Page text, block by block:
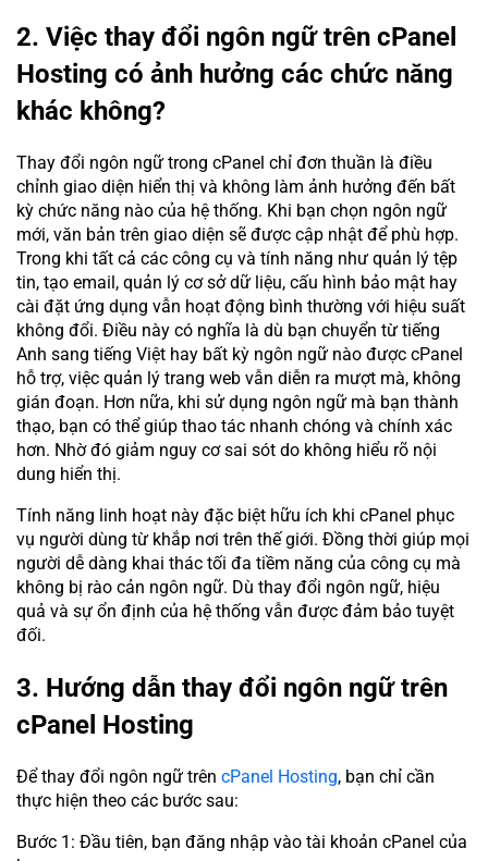
2. Việc thay đổi ngôn ngữ trên cPanel
Hosting có ảnh hưởng các chức năng
khác không?
Thay đổi ngôn ngữ trong cPanel chỉ đơn thuần là điều
chỉnh giao diện hiển thị và không làm ảnh hưởng đến bất
kỳ chức năng nào của hệ thống. Khi bạn chọn ngôn ngữ
mới, văn bản trên giao diện sẽ được cập nhật để phù hợp.
Trong khi tất cả các công cụ và tính năng như quản lý tệp
tin, tạo email, quản lý cơ sở dữ liệu, cấu hình bảo mật hay
cài đặt ứng dụng vẫn hoạt động bình thường với hiệu suất
không đổi. Điều này có nghĩa là dù bạn chuyển từ tiếng
Anh sang tiếng Việt hay bất kỳ ngôn ngữ nào được cPanel
hỗ trợ, việc quản lý trang web vẫn diễn ra mượt mà, không
gián đoạn. Hơn nữa, khi sử dụng ngôn ngữ mà bạn thành
thạo, bạn có thể giúp thao tác nhanh chóng và chính xác
hơn. Nhờ đó giảm nguy cơ sai sót do không hiểu rõ nội
dung hiển thị.
Tính năng linh hoạt này đặc biệt hữu ích khi cPanel phục
vụ người dùng từ khắp nơi trên thế giới. Đồng thời giúp mọi
người dễ dàng khai thác tối đa tiềm năng của công cụ mà
không bị rào cản ngôn ngữ. Dù thay đổi ngôn ngữ, hiệu
quả và sự ổn định của hệ thống vẫn được đảm bảo tuyệt
đối.
3. Hướng dẫn thay đổi ngôn ngữ trên
cPanel Hosting
Để thay đổi ngôn ngữ trên cPanel Hosting, bạn chỉ cần
thực hiện theo các bước sau:
Bước 1: Đầu tiên, bạn đăng nhập vào tài khoản cPanel của